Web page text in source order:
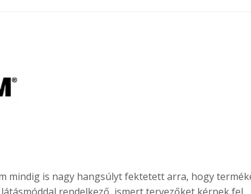
mindig is nagy hangsúlyt fektetett arra, hogy